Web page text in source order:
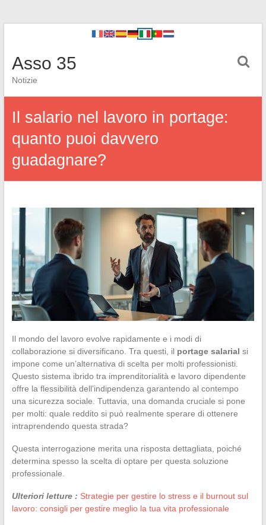
Asso 35
Notizie
Il salario nel lavoro in portage:
quanto puoi davvero
guadagnare?
Il mondo del lavoro evolve rapidamente e i modi di
collaborazione si diversificano. Tra questi, il portage salarial si
impone come un’alternativa di scelta per molti professionisti.
Questo sistema ibrido tra imprenditorialità e lavoro dipendente
offre la flessibilità dell’indipendenza garantendo al contempo
una sicurezza sociale. Tuttavia, una domanda cruciale si pone
per molti: quale reddito si può realmente sperare di ottenere
intraprendendo questa strada?
Questa interrogazione merita una risposta dettagliata, poiché
determina spesso la scelta di optare per questa soluzione
professionale.
Ulteriori letture : Strategie per gestire lo stress e il burnout sul
lavoro: consigli per gestire meglio la tua vita professionale